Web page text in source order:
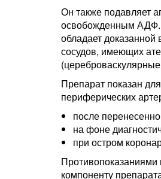
Он также подавляет
освобожденным
обладает доказанной
сосудов, имеющих
Препарат показан
периферических
после
на фоне
при остром
Противопоказаниями
компоненту